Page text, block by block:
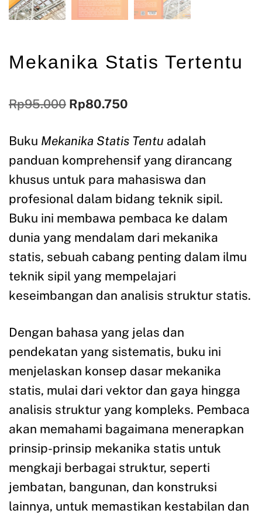
Mekanika Statis Tertentu
Rp95.000 Rp80.750
Buku Mekanika Statis Tentu adalah
panduan komprehensif yang dirancang
khusus untuk para mahasiswa dan
profesional dalam bidang teknik sipil.
Buku ini membawa pembaca ke dalam
dunia yang mendalam dari mekanika
statis, sebuah cabang penting dalam ilmu
teknik sipil yang mempelajari
keseimbangan dan analisis struktur statis.
Dengan bahasa yang jelas dan
pendekatan yang sistematis, buku ini
menjelaskan konsep dasar mekanika
statis, mulai dari vektor dan gaya hingga
analisis struktur yang kompleks. Pembaca
akan memahami bagaimana menerapkan
prinsip-prinsip mekanika statis untuk
mengkaji berbagai struktur, seperti
jembatan, bangunan, dan konstruksi
lainnya, untuk memastikan kestabilan dan